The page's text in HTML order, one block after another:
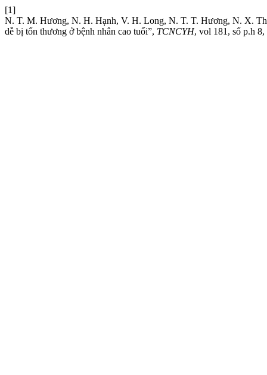
[1]
N. T. M. Hương, N. H. Hạnh, V. H. Long, N. T. T. Hương, N. X.
dễ bị tổn thương ở bệnh nhân cao tuổi”, TCNCYH, vol 181, số p.h